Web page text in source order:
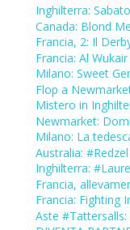
Inghilterra:
Canada: Blond
Francia, 2: Il
Francia: Al
Milano: Sweet
Flop a
Mistero in
Newmarket:
Milano: La
Australia:
Inghilterra:
Francia,
Francia: Fighting
Aste